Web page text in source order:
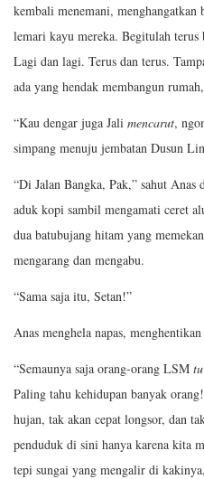
kembali menemani, menghangatkan
lemari kayu mereka. Begitulah
Lagi dan lagi. Terus dan terus.
ada yang hendak membangun
“Kau dengar juga Jali mencarut,
simpang menuju jembatan Dusun
“Di Jalan Bangka, Pak,” sahut Anas
aduk kopi sambil mengamati ceret
dua batubujang hitam yang
mengarang dan mengabu.
“Sama saja itu, Setan!”
Anas menghela napas,
“Semaunya saja orang-orang LSM tu
Paling tahu kehidupan banyak
hujan, tak akan cepat longsor, dan
penduduk di sini hanya karena kita
tepi sungai yang mengalir di